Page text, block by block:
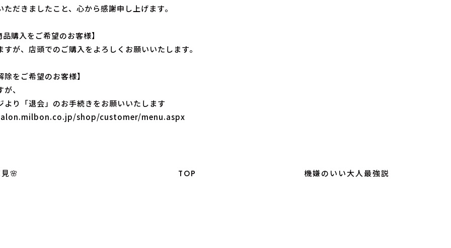
ただきましたこと、心から感謝申し上げます。
購入をご希望のお客様】
すが、店頭でのご購入をよろしくお願いいたします。
除をご希望のお客様】
、
より「退会」のお手続きをお願いいたします
shop/customer/menu.aspx
🌸 TOP 機嫌のいい大人最強説